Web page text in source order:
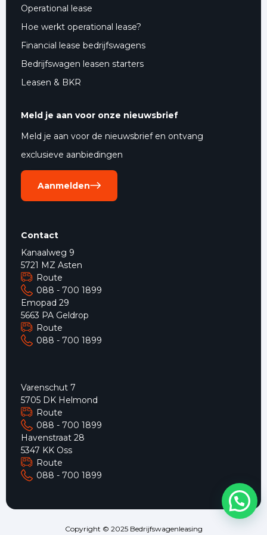
Operational lease
Hoe werkt operational lease?
Financial lease bedrijfswagens
Bedrijfswagen leasen starters
Leasen & BKR
Meld je aan voor onze nieuwsbrief
Meld je aan voor de nieuwsbrief en ontvang
exclusieve aanbiedingen
Aanmelden
Contact
Kanaalweg 9
5721 MZ Asten
Route
088 - 700 1899
Emopad 29
5663 PA Geldrop
Route
088 - 700 1899
Varenschut 7
5705 DK Helmond
Route
088 - 700 1899
Havenstraat 28
5347 KK Oss
Route
088 - 700 1899
Copyright © 2025 Bedrijfswagenleasing